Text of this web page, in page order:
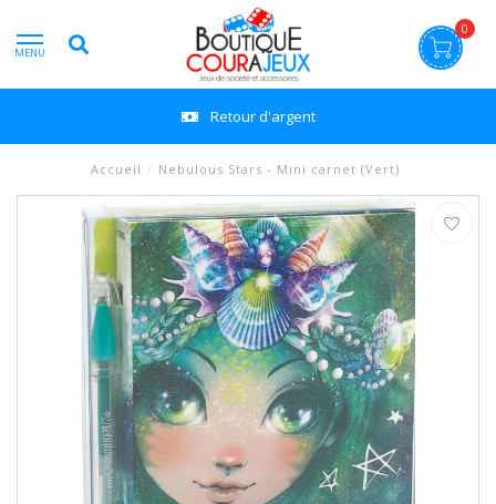
MENU
0
Retour d'argent
Accueil / Nebulous Stars - Mini carnet (Vert)